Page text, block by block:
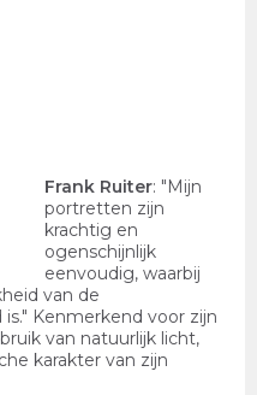
Frank Ruiter: "Mijn
portretten zijn
krachtig en
ogenschijnlijk
eenvoudig, waarbij
van de
Kenmerkend voor zijn
van natuurlijk licht,
karakter van zijn